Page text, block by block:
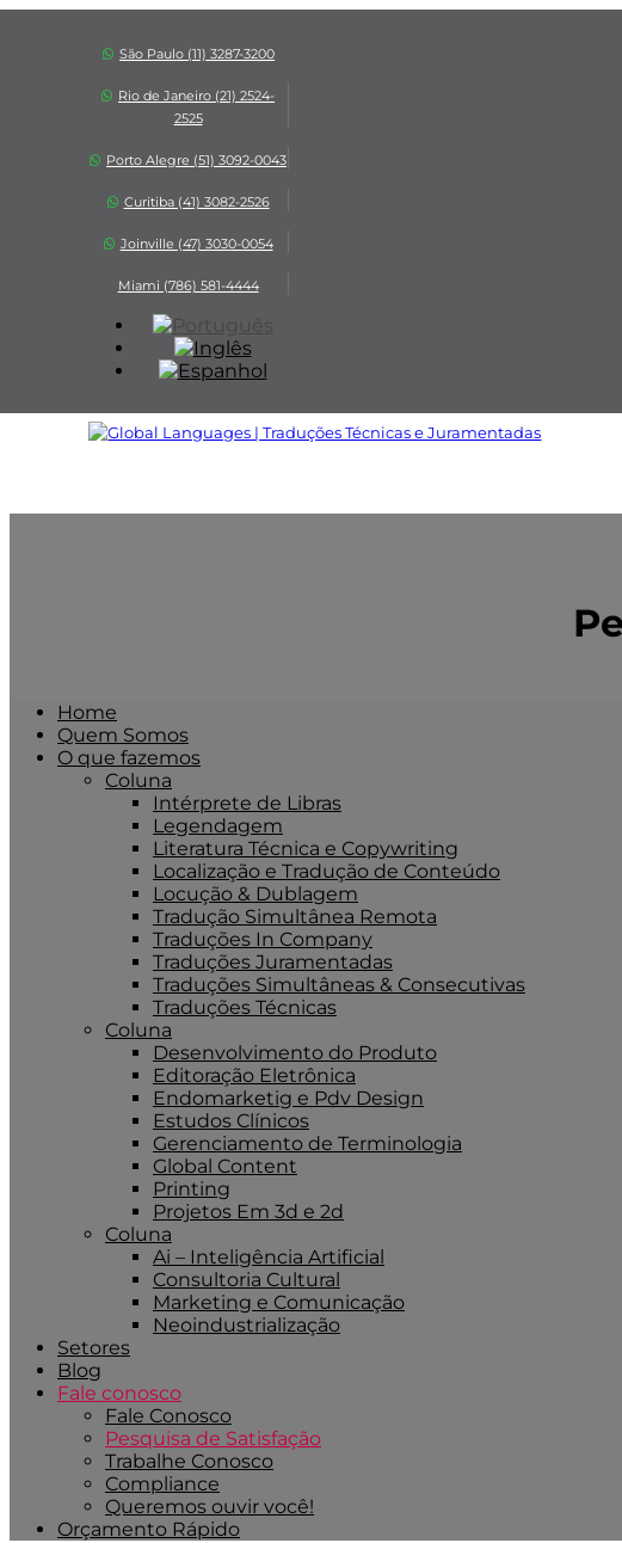
São Paulo (11) 3287-3200
Rio de Janeiro (21) 2524-
2525
Porto Alegre (51) 3092-0043
Curitiba (41) 3082-2526
Joinville (47) 3030-0054
Miami (786) 581-4444
Home
Quem Somos
O que fazemos
Coluna
Intérprete de Libras
Legendagem
Literatura Técnica e Copywriting
Localização e Tradução de Conteúdo
Locução & Dublagem
Tradução Simultânea Remota
Traduções In Company
Traduções Juramentadas
Traduções Simultâneas & Consecutivas
Traduções Técnicas
Coluna
Desenvolvimento do Produto
Editoração Eletrônica
Endomarketig e Pdv Design
Estudos Clínicos
Gerenciamento de Terminologia
Global Content
Printing
Projetos Em 3d e 2d
Coluna
Ai – Inteligência Artificial
Consultoria Cultural
Marketing e Comunicação
Neoindustrialização
Setores
Blog
Fale conosco
Fale Conosco
Pesquisa de Satisfação
Trabalhe Conosco
Compliance
Queremos ouvir você!
Orçamento Rápido